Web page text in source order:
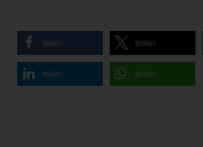
teilen teilen
teilen teilen